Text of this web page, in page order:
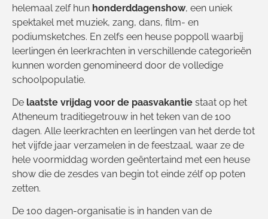
helemaal zelf hun honderddagenshow, een uniek
spektakel met muziek, zang, dans, film- en
podiumsketches. En zelfs een heuse poppoll waarbij
leerlingen én leerkrachten in verschillende categorieën
kunnen worden genomineerd door de volledige
schoolpopulatie.
De laatste vrijdag voor de paasvakantie staat op het
Atheneum traditiegetrouw in het teken van de 100
dagen. Alle leerkrachten en leerlingen van het derde tot
het vijfde jaar verzamelen in de feestzaal, waar ze de
hele voormiddag worden geëntertaind met een heuse
show die de zesdes van begin tot einde zélf op poten
zetten.
De 100 dagen-organisatie is in handen van de